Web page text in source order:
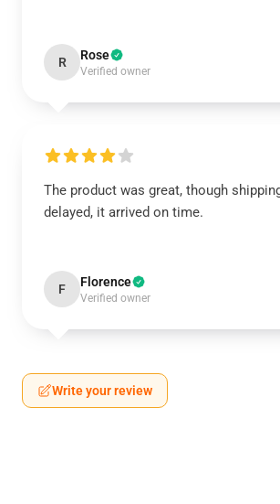
R Rose
Verified owner
The product was great, though
delayed, it arrived on time.
F Florence
Verified owner
Write your review